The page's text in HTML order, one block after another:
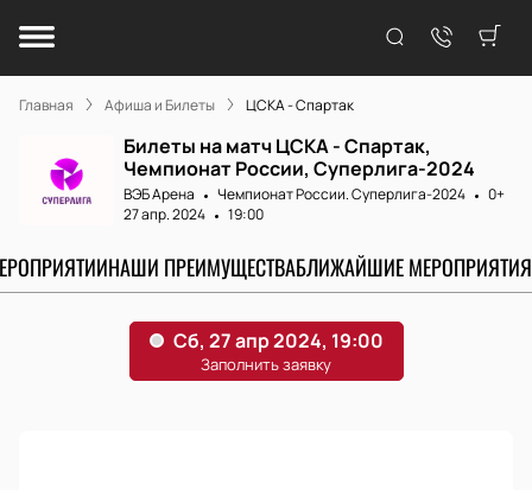
Главная Афиша и Билеты ЦСКА - Спартак
Билеты на матч ЦСКА - Спартак,
Чемпионат России, Суперлига-2024
ВЭБ Арена Чемпионат России. Суперлига-2024
0+
27 апр. 2024
19:00
НАШИ ПРЕИМУЩЕСТВАБЛИЖАЙШИЕ МЕРОПРИЯТИЯ